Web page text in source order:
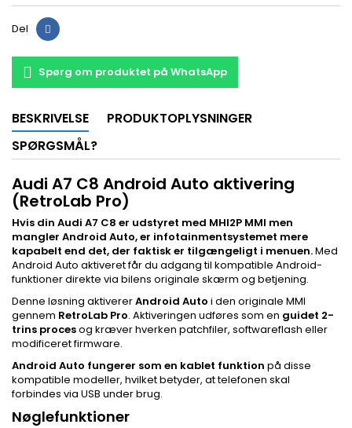
Del
Spørg om produktet på WhatsApp
BESKRIVELSE
PRODUKTOPLYSNINGER
SPØRGSMÅL?
Audi A7 C8 Android Auto aktivering
(RetroLab Pro)
Hvis din Audi A7 C8 er udstyret med MHI2P MMI men
mangler Android Auto, er infotainmentsystemet mere
kapabelt end det, der faktisk er tilgængeligt i menuen.Med
Android Auto aktiveret får du adgang til kompatible Android-
funktioner direkte via bilens originale skærm og betjening.
Denne løsning aktivererAndroid Auto i den originale MMI
gennem RetroLab Pro. Aktiveringen udføres som en guidet 2-
trins procesog kræver hverken patchfiler, softwareflash eller
modificeret firmware.
Android Auto fungerer som en kablet funktion på disse
kompatible modeller, hvilket betyder, at telefonen skal
forbindes via USB under brug.
Nøglefunktioner